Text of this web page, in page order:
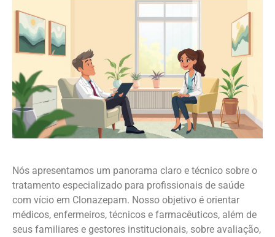
Nós apresentamos um panorama claro e técnico sobre o
tratamento especializado para profissionais de saúde
com vício em Clonazepam. Nosso objetivo é orientar
médicos, enfermeiros, técnicos e farmacêuticos, além de
seus familiares e gestores institucionais, sobre avaliação,